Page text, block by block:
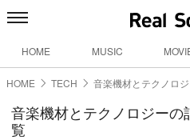
HOME MUSIC
HOME TECH 音楽機材とテクノロ
音楽機材とテクノロジー
覧